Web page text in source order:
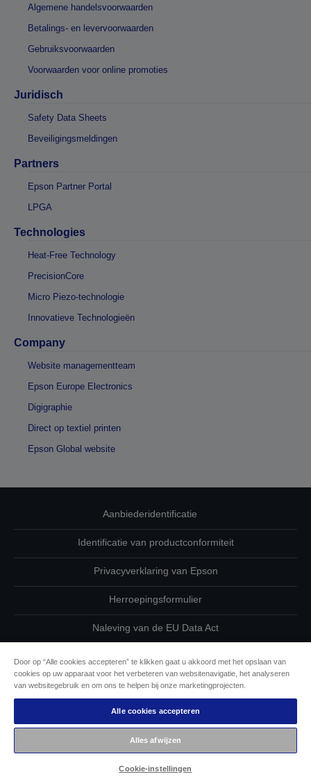
Algemene handelsvoorwaarden
Betalings- en levervoorwaarden
Gebruiksvoorwaarden
Voorwaarden voor online promoties
Juridisch
Safety Data Sheets
Beveiligingsmeldingen
Partners
Epson Partner Portal
LPGA
Technologies
Heat-Free Technology
PrecisionCore
Micro Piezo-technologie
Innovatieve Technologieën
Company
Website managementteam
Epson Europe Electronics
Digigraphie
Direct op textiel printen
Epson Global website
Aanbiederidentificatie
Identificatie van productconformiteit
Privacyverklaring van Epson
Herroepingsformulier
Naleving van de EU Data Act
Cookie-informatie
De toewijding van Epson aan toegankelijkheid
Auteursrecht © 2026 Seiko Epson
Door op “Alle cookies accepteren” te klikken gaat u akkoord met het opslaan van
cookies op uw apparaat voor het verbeteren van websitenavigatie, het analyseren
van websitegebruik en om ons te helpen bij onze marketingprojecten.
Alle cookies accepteren
Alles afwijzen
Cookie-instellingen